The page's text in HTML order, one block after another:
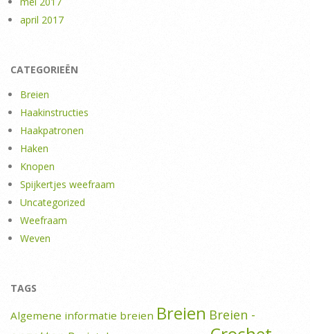
april 2017
CATEGORIEËN
Breien
Haakinstructies
Haakpatronen
Haken
Knopen
Spijkertjes weefraam
Uncategorized
Weefraam
Weven
TAGS
Algemene informatie breien Breien Breien -